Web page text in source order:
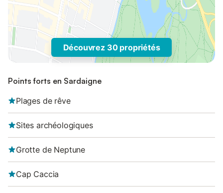
Découvrez 30 propriétés
Points forts en Sardaigne
Plages de rêve
Sites archéologiques
Grotte de Neptune
Cap Caccia